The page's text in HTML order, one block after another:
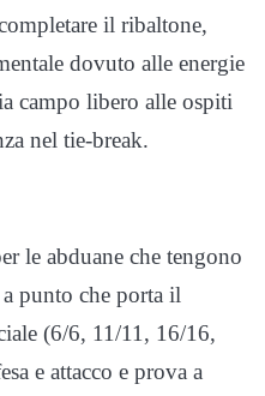
il ribaltone,
dovuto alle energie
campo libero alle ospiti
nel tie-break.
le abduane che tengono
punto che porta il
(6/6, 11/11, 16/16,
e attacco e prova a